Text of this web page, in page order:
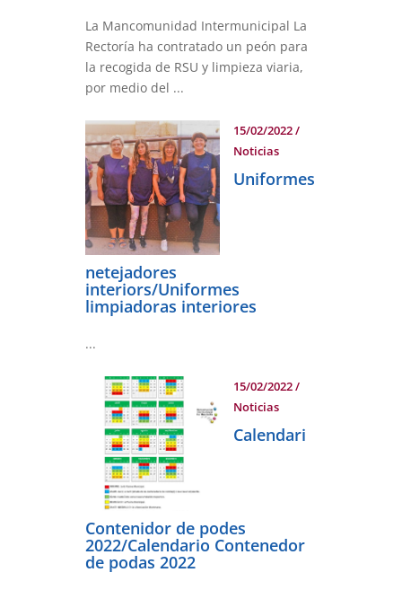
La Mancomunidad Intermunicipal La
Rectoría ha contratado un peón para
la recogida de RSU y limpieza viaria,
por medio del ...
15/02/2022/
Noticias
Uniformes
netejadores
interiors/Uniformes
limpiadoras interiores
...
15/02/2022/
Noticias
Calendari
Contenidor de podes
2022/Calendario Contenedor
de podas 2022